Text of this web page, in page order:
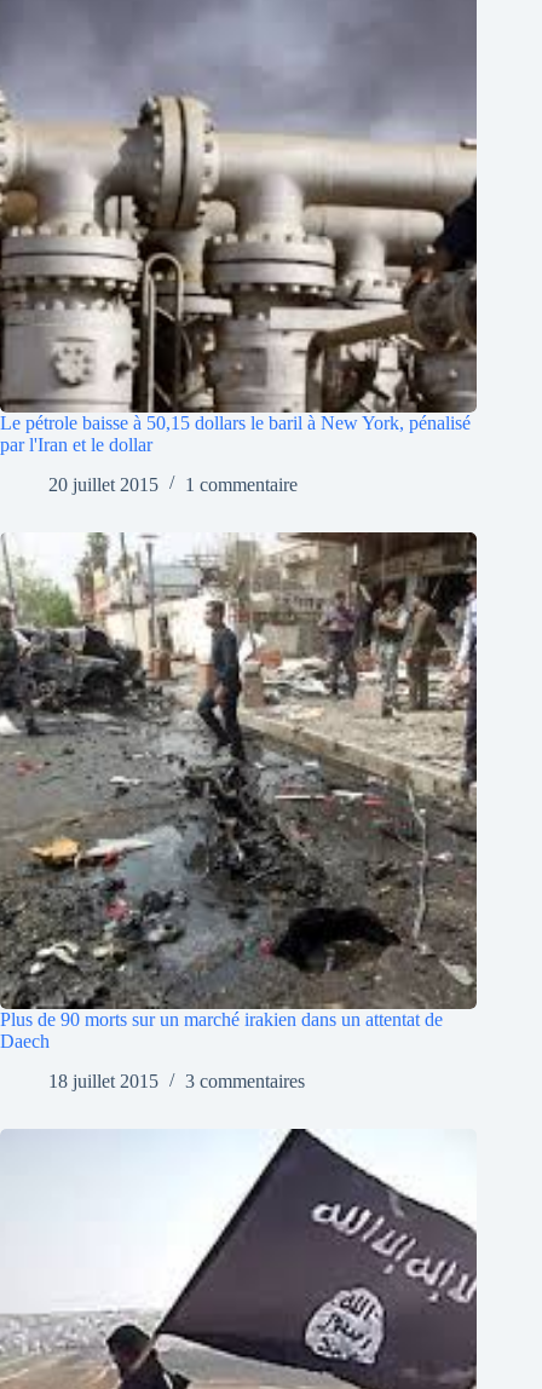
Le pétrole baisse à 50,15 dollars le baril à New York, pénalisé
par l'Iran et le dollar
20 juillet 2015
1 commentaire
Plus de 90 morts sur un marché irakien dans un attentat de
Daech
18 juillet 2015
3 commentaires